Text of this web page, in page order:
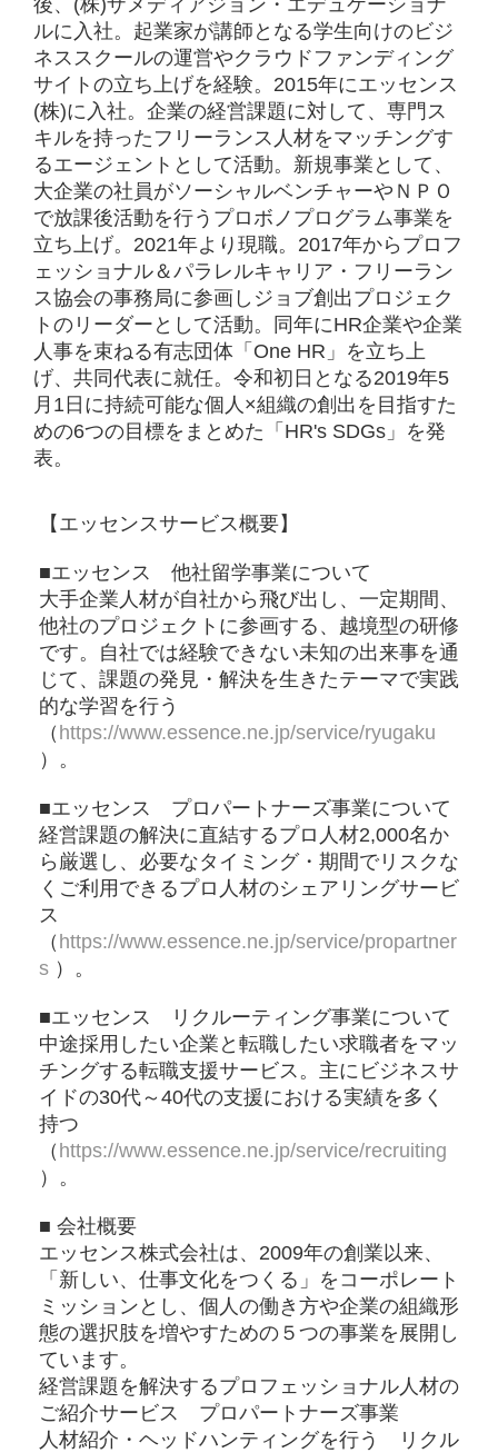
ルに入社。起業家が講師となる学生向けのビジ
ネススクールの運営やクラウドファンディング
サイトの立ち上げを経験。2015年にエッセンス
(株)に入社。企業の経営課題に対して、専門ス
キルを持ったフリーランス人材をマッチングす
るエージェントとして活動。新規事業として、
大企業の社員がソーシャルベンチャーやＮＰＯ
で放課後活動を行うプロボノプログラム事業を
立ち上げ。2021年より現職。2017年からプロフ
ェッショナル＆パラレルキャリア・フリーラン
ス協会の事務局に参画しジョブ創出プロジェク
トのリーダーとして活動。同年にHR企業や企業
人事を束ねる有志団体「One HR」を立ち上
げ、共同代表に就任。令和初日となる2019年5
月1日に持続可能な個人×組織の創出を目指すた
めの6つの目標をまとめた「HR's SDGs」を発
表。
【エッセンスサービス概要】
■エッセンス 他社留学事業について
大手企業人材が自社から飛び出し、一定期間、
他社のプロジェクトに参画する、越境型の研修
です。自社では経験できない未知の出来事を通
じて、課題の発見・解決を生きたテーマで実践
的な学習を行う
（ https://www.essence.ne.jp/service/ryugaku
）。
■エッセンス プロパートナーズ事業について
経営課題の解決に直結するプロ人材2,000名か
ら厳選し、必要なタイミング・期間でリスクな
くご利用できるプロ人材のシェアリングサービ
ス
（ https://www.essence.ne.jp/service/propartner
s ）。
■エッセンス リクルーティング事業について
中途採用したい企業と転職したい求職者をマッ
チングする転職支援サービス。主にビジネスサ
イドの30代～40代の支援における実績を多く
持つ
（ https://www.essence.ne.jp/service/recruiting
）。
■ 会社概要
エッセンス株式会社は、2009年の創業以来、
「新しい、仕事文化をつくる」をコーポレート
ミッションとし、個人の働き方や企業の組織形
態の選択肢を増やすための５つの事業を展開し
ています。
経営課題を解決するプロフェッショナル人材の
ご紹介サービス プロパートナーズ事業
人材紹介・ヘッドハンティングを行う リクル